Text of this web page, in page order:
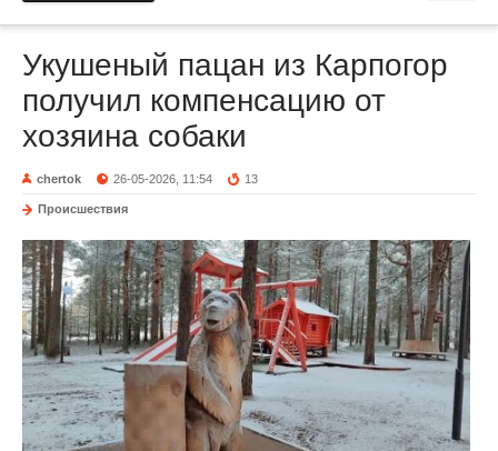
Укушеный пацан из Карпогор
получил компенсацию от
хозяина собаки
chertok 26-05-2026, 11:54 13
Происшествия